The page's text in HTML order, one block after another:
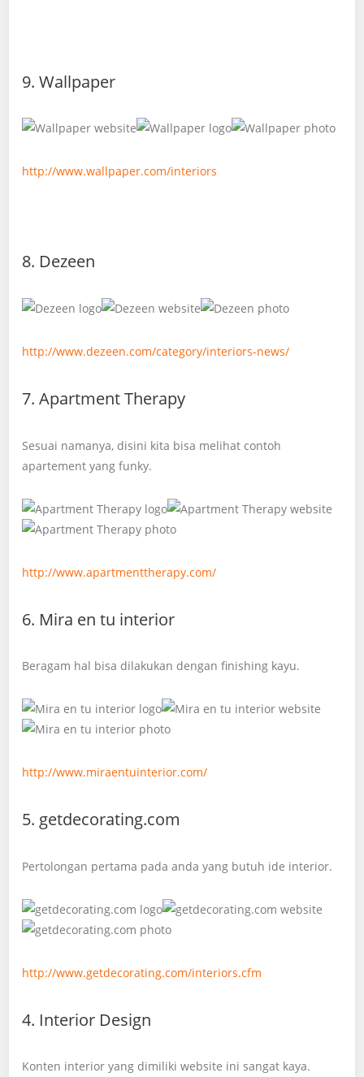
9. Wallpaper
http://www.wallpaper.com/interiors
8. Dezeen
http://www.dezeen.com/category/interiors-news/
7. Apartment Therapy
Sesuai namanya, disini kita bisa melihat contoh
apartement yang funky.
http://www.apartmenttherapy.com/
6. Mira en tu interior
Beragam hal bisa dilakukan dengan finishing kayu.
http://www.miraentuinterior.com/
5. getdecorating.com
Pertolongan pertama pada anda yang butuh ide interior.
http://www.getdecorating.com/interiors.cfm
4. Interior Design
Konten interior yang dimiliki website ini sangat kaya.